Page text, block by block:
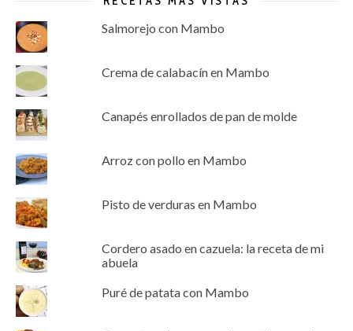
Salmorejo con Mambo
Crema de calabacín en Mambo
Canapés enrollados de pan de molde
Arroz con pollo en Mambo
Pisto de verduras en Mambo
Cordero asado en cazuela: la receta de mi
abuela
Puré de patata con Mambo